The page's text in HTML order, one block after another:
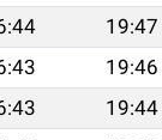
19:47
19:46
19:44